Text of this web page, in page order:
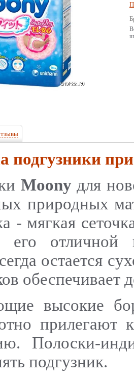
подгузники
Moonyдля
природных
- мягкая
его
остается
обеспечивает
высокие
прилегают
Полоски-
подгузник.